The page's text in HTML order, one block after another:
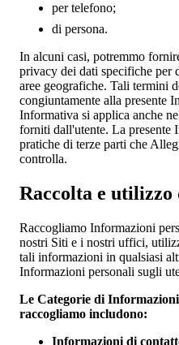
per telefono;
di persona.
In alcuni casi, potremmo
privacy dei dati specifiche per
aree geografiche. Tali termini
congiuntamente alla presente
Informativa si applica anche
forniti dall'utente. La presente
pratiche di terze parti che
controlla.
Raccolta e
Raccogliamo Informazioni
nostri Siti e i nostri uffici,
tali informazioni in qualsiasi
Informazioni personali sugli
Le Categorie di
raccogliamo includono:
Informazioni di